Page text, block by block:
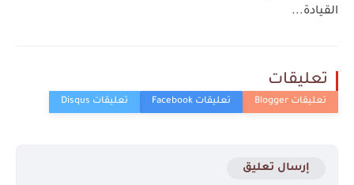
القيادة...
تعليقات
إرسال تعليق